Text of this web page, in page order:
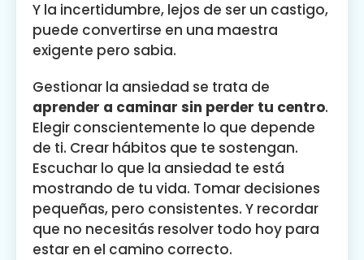
Y la incertidumbre, lejos de ser un castigo,
puede convertirse en una maestra
exigente pero sabia.
Gestionar la ansiedad se trata de
aprender a caminar sin perder tu centro.
Elegir conscientemente lo que depende
de ti. Crear hábitos que te sostengan.
Escuchar lo que la ansiedad te está
mostrando de tu vida. Tomar decisiones
pequeñas, pero consistentes. Y recordar
que no necesitás resolver todo hoy para
estar en el camino correcto.